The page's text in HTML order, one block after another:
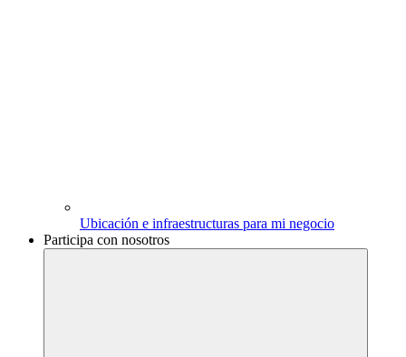
Ubicación e infraestructuras para mi negocio
Participa con nosotros